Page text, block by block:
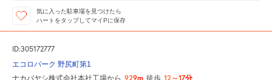
気に入った駐車場を見つけたら
ハートをタップしてマイPに保存
ID:305172777
エコロパーク 野尻町第1
929m 12～17分